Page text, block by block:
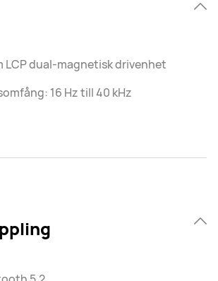
LCP dual-magnetisk drivenhet
16 Hz till 40 kHz